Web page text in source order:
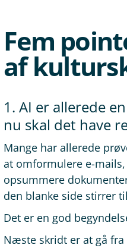
Fem
af
1. AI er allerede
nu skal det have
Mange har allerede
at omformulere e-
opsummere
den blanke side stirrer
Det er en god
Næste skridt er at gå